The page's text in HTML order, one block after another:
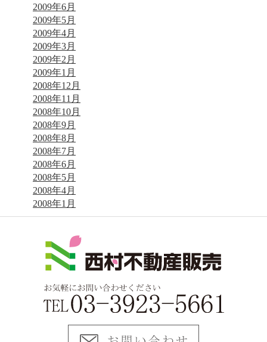
2009年6月
2009年5月
2009年4月
2009年3月
2009年2月
2009年1月
2008年12月
2008年11月
2008年10月
2008年9月
2008年8月
2008年7月
2008年6月
2008年5月
2008年4月
2008年1月